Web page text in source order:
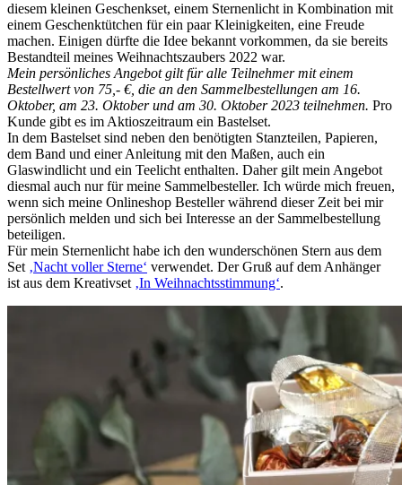
diesem kleinen Geschenkset, einem Sternenlicht in Kombination mit
einem Geschenktütchen für ein paar Kleinigkeiten, eine Freude
machen. Einigen dürfte die Idee bekannt vorkommen, da sie bereits
Bestandteil meines Weihnachtszaubers 2022 war.
Mein persönliches Angebot gilt für alle Teilnehmer mit einem
Bestellwert von 75,- €, die an den Sammelbestellungen am 16.
Oktober, am 23. Oktober und am 30. Oktober 2023 teilnehmen. Pro
Kunde gibt es im Aktioszeitraum ein Bastelset.
In dem Bastelset sind neben den benötigten Stanzteilen, Papieren,
dem Band und einer Anleitung mit den Maßen, auch ein
Glaswindlicht und ein Teelicht enthalten. Daher gilt mein Angebot
diesmal auch nur für meine Sammelbesteller. Ich würde mich freuen,
wenn sich meine Onlineshop Besteller während dieser Zeit bei mir
persönlich melden und sich bei Interesse an der Sammelbestellung
beteiligen.
Für mein Sternenlicht habe ich den wunderschönen Stern aus dem
Set ‚Nacht voller Sterne‘ verwendet. Der Gruß auf dem Anhänger
ist aus dem Kreativset ‚In Weihnachtsstimmung‘.